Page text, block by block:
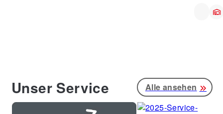
Unser Service Alle ansehen